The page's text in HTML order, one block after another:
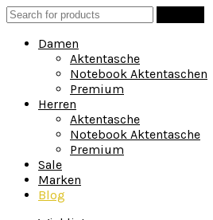
Search
for:
Damen
Aktentasche
Notebook Aktentaschen
Premium
Herren
Aktentasche
Notebook Aktentasche
Premium
Sale
Marken
Blog